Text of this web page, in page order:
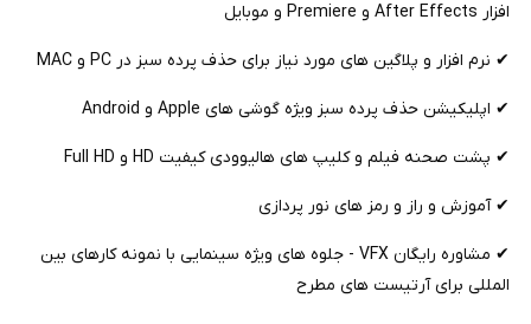
افزار After Effects و Premiere و موبایل
✔ نرم افزار و پلاگین های مورد نیاز برای حذف پرده سبز در PC و MAC
✔ اپلیکیشن حذف پرده سبز ویژه گوشی های Apple و Android
✔ پشت صحنه فیلم و کلیپ های هالیوودی کیفیت HD و Full HD
✔ آموزش و راز و رمز های نور پردازی
✔ مشاوره رایگان VFX - جلوه های ویژه سینمایی با نمونه کارهای بین
المللی برای آرتیست های مطرح